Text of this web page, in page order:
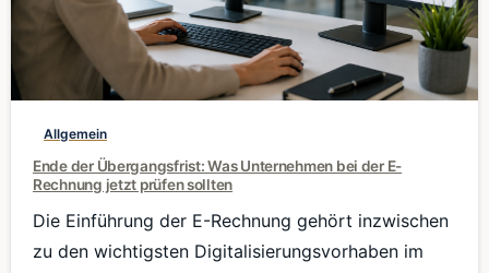
0
Allgemein
Ende der Übergangsfrist: Was Unternehmen bei der E-
Rechnung jetzt prüfen sollten
Die Einführung der E-Rechnung gehört inzwischen
zu den wichtigsten Digitalisierungsvorhaben im